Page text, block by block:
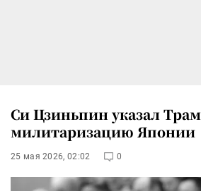
Си Цзиньпин указал
милитаризацию Японии
25 мая 2026, 02:02 0